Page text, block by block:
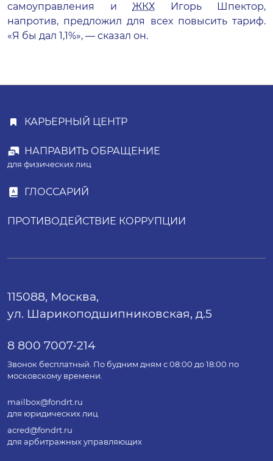
самоуправления и ЖКХ Игорь Шпектор,
напротив, предложил для всех повысить тариф.
«Я бы дал 1,1%», — сказал он.
КАРЬЕРНЫЙ ЦЕНТР
НАПРАВИТЬ ОБРАЩЕНИЕ
для физических лиц
ГЛОССАРИЙ
ПРОТИВОДЕЙСТВИЕ КОРРУПЦИИ
115088, Москва,
ул. Шарикоподшипниковская, д.5
8 800 7007-214
Звонок бесплатный. По будним дням с 08:00 до 18:00 по
московскому времени.
mailbox@fondrt.ru
для юридических лиц
acred@fondrt.ru
для арбитражных управляющих